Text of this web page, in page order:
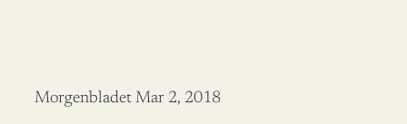
Morgenbladet Mar 2, 2018